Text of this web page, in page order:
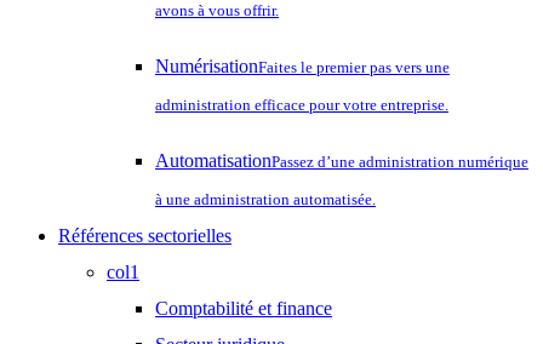
avons à vous offrir.
NumérisationFaites le premier pas vers une
administration efficace pour votre entreprise.
AutomatisationPassez d’une administration numérique
à une administration automatisée.
Références sectorielles
col1
Comptabilité et finance